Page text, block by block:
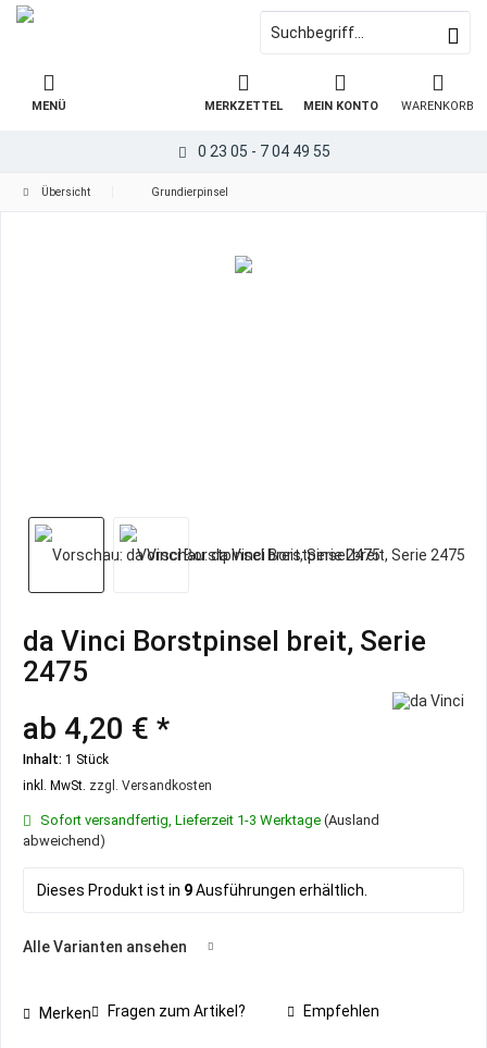
0 23 05 - 7 04 49 55
WARENKORB
MERKZETTEL MEIN KONTO
MENÜ
Übersicht Grundierpinsel
da Vinci Borstpinsel breit, Serie
2475
ab 4,20 € *
Inhalt: 1 Stück
inkl. MwSt. zzgl. Versandkosten
Sofort versandfertig, Lieferzeit 1-3 Werktage (Ausland
abweichend)
Dieses Produkt ist in 9Ausführungen erhältlich.
Alle Varianten ansehen
Merken Fragen zum Artikel? Empfehlen